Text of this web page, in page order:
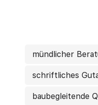
mündlicher
schriftliches
baubegleitende